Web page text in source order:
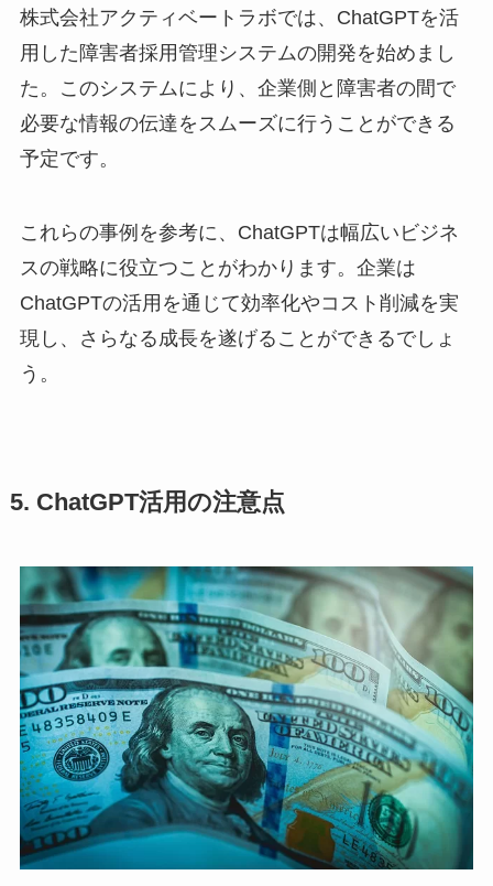
株式会社アクティベートラボでは、ChatGPTを活
用した障害者採用管理システムの開発を始めまし
た。このシステムにより、企業側と障害者の間で
必要な情報の伝達をスムーズに行うことができる
予定です。
これらの事例を参考に、ChatGPTは幅広いビジネ
スの戦略に役立つことがわかります。企業は
ChatGPTの活用を通じて効率化やコスト削減を実
現し、さらなる成長を遂げることができるでしょ
う。
5. ChatGPT活用の注意点